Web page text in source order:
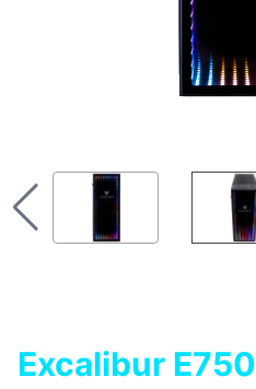
Excalibur E750